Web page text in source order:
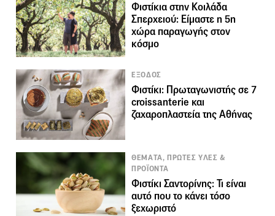
Φιστίκια στην Κοιλάδα
Σπερχειού: Είμαστε η 5η
χώρα παραγωγής στον
κόσμο
ΕΞΟΔΟΣ
Φιστίκι: Πρωταγωνιστής σε 7
croissanterie και
ζαχαροπλαστεία της Αθήνας
ΘΕΜΑΤΑ, ΠΡΩΤΕΣ ΥΛΕΣ &
ΠΡΟΪΟΝΤΑ
Φιστίκι Σαντορίνης: Τι είναι
αυτό που το κάνει τόσο
ξεχωριστό